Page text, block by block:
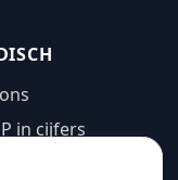
in cijfers